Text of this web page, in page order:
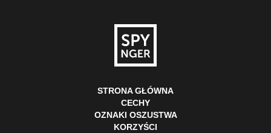
STRONA GŁÓWNA
CECHY
OZNAKI OSZUSTWA
KORZYŚCI